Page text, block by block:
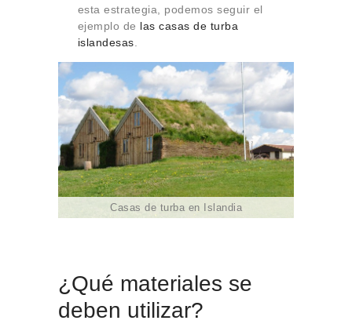
esta estrategia, podemos seguir el
ejemplo de las casas de turba
islandesas
Casas de turba en Islandia
¿Qué materiales se
deben utilizar?